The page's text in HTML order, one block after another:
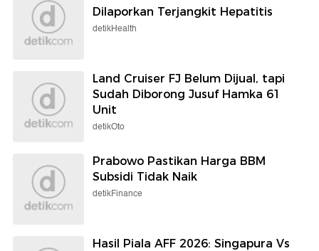
Dilaporkan Terjangkit Hepatitis
detikHealth
Land Cruiser FJ Belum Dijual, tapi
Sudah Diborong Jusuf Hamka 61
Unit
detikOto
Prabowo Pastikan Harga BBM
Subsidi Tidak Naik
detikFinance
Hasil Piala AFF 2026: Singapura Vs